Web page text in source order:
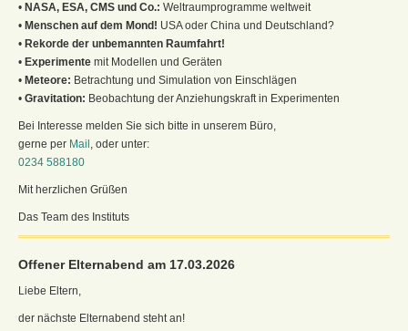
• NASA, ESA, CMS und Co.: Weltraumprogramme weltweit
• Menschen auf dem Mond! USA oder China und Deutschland?
• Rekorde der unbemannten Raumfahrt!
• Experimente mit Modellen und Geräten
• Meteore: Betrachtung und Simulation von Einschlägen
• Gravitation: Beobachtung der Anziehungskraft in Experimenten
Bei Interesse melden Sie sich bitte in unserem Büro,
gerne per Mail , oder unter:
0234 588180
Mit herzlichen Grüßen
Das Team des Instituts
Offener Elternabend am 17.03.2026
Liebe Eltern,
der nächste Elternabend steht an!